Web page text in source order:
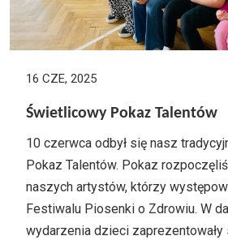
16 CZE, 2025
Świetlicowy Pokaz Talentów
10 czerwca odbył się nasz
Pokaz Talentów. Pokaz
naszych artystów, którzy
Festiwalu Piosenki o Zdrowiu. W
wydarzenia dzieci